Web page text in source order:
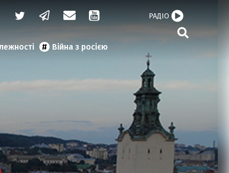
Війна з росією
РАДІО